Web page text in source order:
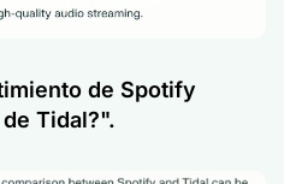
de Spotify
Tidal?".